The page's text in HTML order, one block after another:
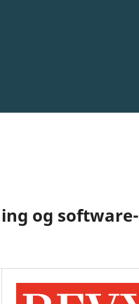
og software-